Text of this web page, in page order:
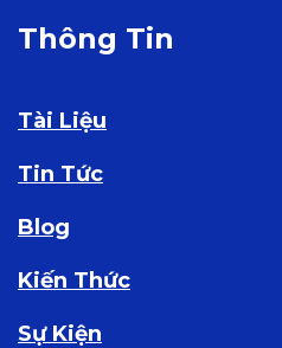
Thông Tin
Tài Liệu
Tin Tức
Blog
Kiến Thức
Sự Kiện